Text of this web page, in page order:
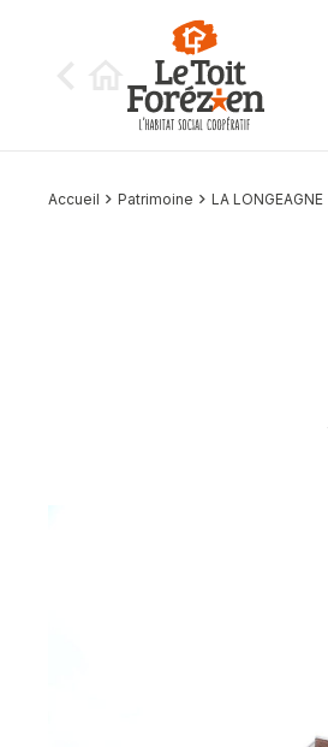
Accueil Patrimoine LA LONGEAGNE